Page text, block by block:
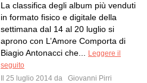
La classifica degli album più venduti
in formato fisico e digitale della
settimana dal 14 al 20 luglio si
aprono con L’Amore Comporta di
Biagio Antonacci che...
Leggere il
seguito
Il 25 luglio 2014 da
Giovanni Pirri